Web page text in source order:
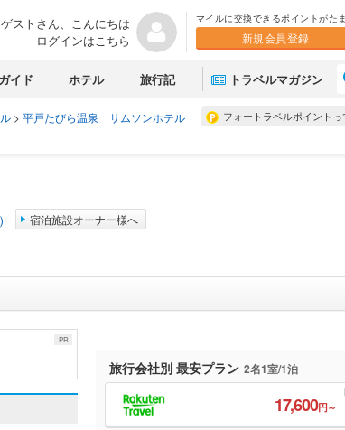
ゲストさん、こんにちは
ログインはこちら
マイルに交換できるポイントがた
新規会員登録
イド ホテル 旅行記 トラベルマガジン
フォートラベルポイントっ
> 平戸たびら温泉 サムソンホテル
宿泊施設オーナー様へ
PR
旅行会社別 最安プラン 2名1室/1泊
17,600円～